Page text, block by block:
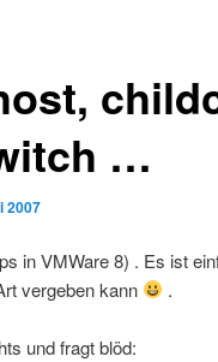
…
2007
in VMWare 8) . Es ist
vergeben kann
.
und fragt blöd: